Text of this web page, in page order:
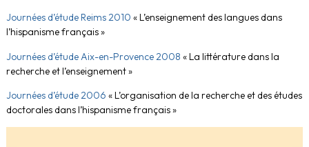
Journées d’étude Reims 2010 « L’enseignement des langues dans
l’hispanisme français »
Journées d’étude Aix-en-Provence 2008 « La littérature dans la
recherche et l’enseignement »
Journées d’étude 2006 « L’organisation de la recherche et des études
doctorales dans l’hispanisme français »